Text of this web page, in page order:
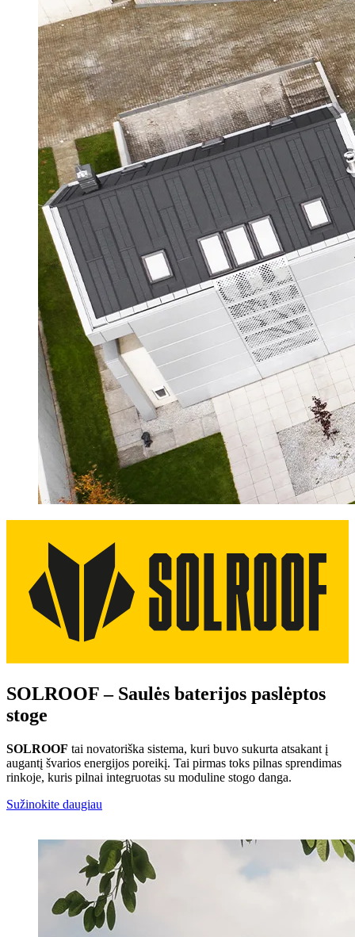
SOLROOF – Saulės baterijos paslėptos
stoge
SOLROOF tai novatoriška sistema, kuri buvo sukurta atsakant į
augantį švarios energijos poreikį. Tai pirmas toks pilnas sprendimas
rinkoje, kuris pilnai integruotas su moduline stogo danga.
Sužinokite daugiau